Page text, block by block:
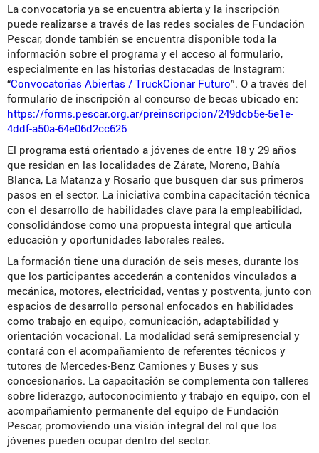
La convocatoria ya se encuentra abierta y la inscripción
puede realizarse a través de las redes sociales de Fundación
Pescar, donde también se encuentra disponible toda la
información sobre el programa y el acceso al formulario,
especialmente en las historias destacadas de Instagram:
“Convocatorias Abiertas / TruckCionar Futuro”. O a través del
formulario de inscripción al concurso de becas ubicado en:
https://forms.pescar.org.ar/preinscripcion/249dcb5e-5e1e-
4ddf-a50a-64e06d2cc626
El programa está orientado a jóvenes de entre 18 y 29 años
que residan en las localidades de Zárate, Moreno, Bahía
Blanca, La Matanza y Rosario que busquen dar sus primeros
pasos en el sector. La iniciativa combina capacitación técnica
con el desarrollo de habilidades clave para la empleabilidad,
consolidándose como una propuesta integral que articula
educación y oportunidades laborales reales.
La formación tiene una duración de seis meses, durante los
que los participantes accederán a contenidos vinculados a
mecánica, motores, electricidad, ventas y postventa, junto con
espacios de desarrollo personal enfocados en habilidades
como trabajo en equipo, comunicación, adaptabilidad y
orientación vocacional. La modalidad será semipresencial y
contará con el acompañamiento de referentes técnicos y
tutores de Mercedes-Benz Camiones y Buses y sus
concesionarios. La capacitación se complementa con talleres
sobre liderazgo, autoconocimiento y trabajo en equipo, con el
acompañamiento permanente del equipo de Fundación
Pescar, promoviendo una visión integral del rol que los
jóvenes pueden ocupar dentro del sector.